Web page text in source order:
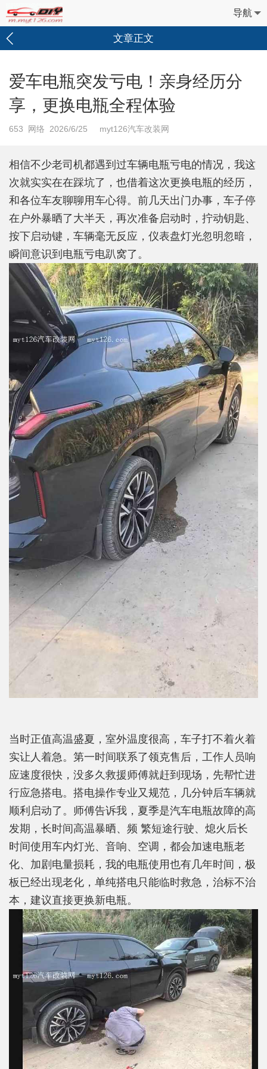
导航
文章正文
爱车电瓶突发亏电！亲身经历分
享，更换电瓶全程体验
653 网络 2026/6/25 myt126汽车改装网
相信不少老司机都遇到过车辆电瓶亏电的情况，我这
次就实实在在踩坑了，也借着这次更换电瓶的经历，
和各位车友聊聊用车心得。前几天出门办事，车子停
在户外暴晒了大半天，再次准备启动时，拧动钥匙、
按下启动键，车辆毫无反应，仪表盘灯光忽明忽暗，
瞬间意识到电瓶亏电趴窝了。
当时正值高温盛夏，室外温度很高，车子打不着火着
实让人着急。第一时间联系了领克售后，工作人员响
应速度很快，没多久救援师傅就赶到现场，先帮忙进
行应急搭电。搭电操作专业又规范，几分钟后车辆就
顺利启动了。师傅告诉我，夏季是汽车电瓶故障的高
发期，长时间高温暴晒、频 繁短途行驶、熄火后长
时间使用车内灯光、音响、空调，都会加速电瓶老
化、加剧电量损耗，我的电瓶使用也有几年时间，极
板已经出现老化，单纯搭电只能临时救急，治标不治
本，建议直接更换新电瓶。